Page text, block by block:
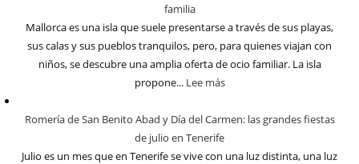
familia
Mallorca es una isla que suele presentarse a través de sus playas,
sus calas y sus pueblos tranquilos, pero, para quienes viajan con
niños, se descubre una amplia oferta de ocio familiar. La isla
propone... Lee más
Romería de San Benito Abad y Día del Carmen: las grandes fiestas
de julio en Tenerife
Julio es un mes que en Tenerife se vive con una luz distinta, una luz